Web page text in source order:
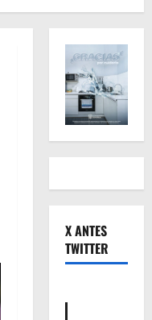
X ANTES
TWITTER